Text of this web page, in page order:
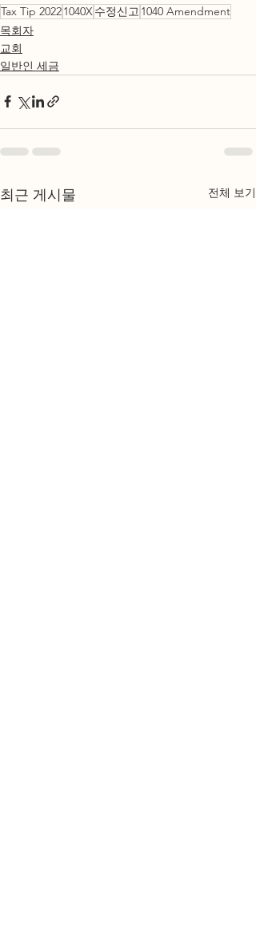
Tax Tip 20221040X수정신고 1040 Amendment
목회자
교회
일반인 세금
최근 게시물 전체 보기